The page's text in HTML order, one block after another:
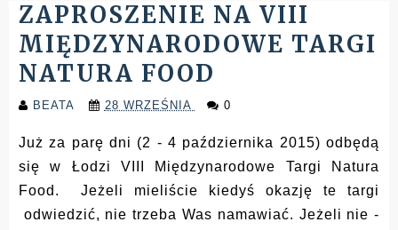
ZAPROSZENIE NA VIII
MIĘDZYNARODOWE TARGI
NATURA FOOD
BEATA 28 WRZEŚNIA 0
Już za parę dni (2 - 4 października 2015) odbędą
się w Łodzi VIII Międzynarodowe Targi Natura
Food. Jeżeli mieliście kiedyś okazję te targi
odwiedzić, nie trzeba Was namawiać. Jeżeli nie -